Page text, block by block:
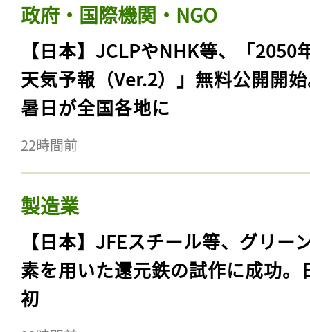
政府・国際機関・NGO
【日本】JCLPやNHK等、「2050
天気予報（Ver.2）」無料公開開
暑日が全国各地に
22時間前
製造業
【日本】JFEスチール等、グリー
素を用いた還元鉄の試作に成功。
初